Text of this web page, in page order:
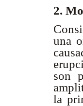
2.
una
son
la